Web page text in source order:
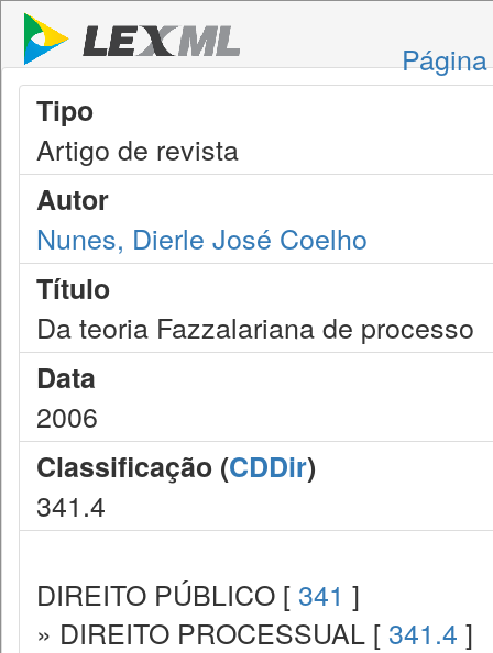
Tipo
Artigo de revista
Autor
Nunes, Dierle José Coelho
Título
Da teoria Fazzalariana de processo
Data
2006
Classificação (CDDir)
341.4
DIREITO PÚBLICO [ 341 ]
» DIREITO PROCESSUAL [ 341.4 ]